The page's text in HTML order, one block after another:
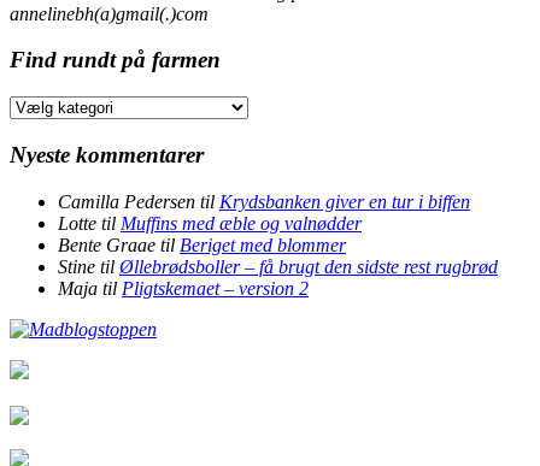
annelinebh(a)gmail(.)com
Find rundt på farmen
Find
på
farmen
Nyeste kommentarer
Camilla Pedersen til Krydsbanken giver en tur i biffen
Lotte til Muffins med æble og valnødder
Bente Graae til Beriget med blommer
Stine til Øllebrødsboller – få brugt den sidste rest rugbrød
Maja til Pligtskemaet – version 2